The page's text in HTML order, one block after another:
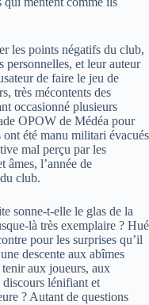
les points négatifs du club,
personnelles, et leur auteur
de faire le jeu de
très mécontents des
occasionné plusieurs
OPOW de Médéa pour
été manu militari évacués
mal perçu par les
âmes, l’année de
club.
sonne-t-elle le glas de la
là très exemplaire ? Hué
pour les surprises qu’il
descente aux abîmes
aux joueurs, aux
discours lénifiant et
? Autant de questions